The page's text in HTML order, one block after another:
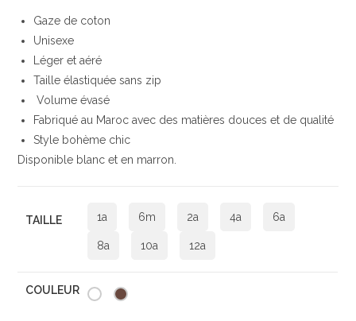
Gaze de coton
Unisexe
Léger et aéré
Taille élastiquée sans zip
Volume évasé
Fabriqué au Maroc avec des matières douces et de qualité
Style bohème chic
Disponible blanc et en marron.
TAILLE 1a 6m 2a 4a 6a
8a 10a 12a
COULEUR